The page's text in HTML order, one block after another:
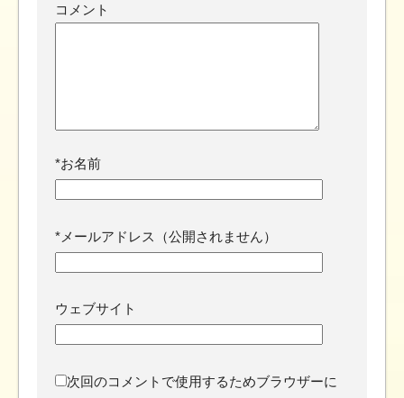
コメント
*お名前
* メールアドレス（公開されません）
ウェブサイト
次回のコメントで使用するためブラウザーに